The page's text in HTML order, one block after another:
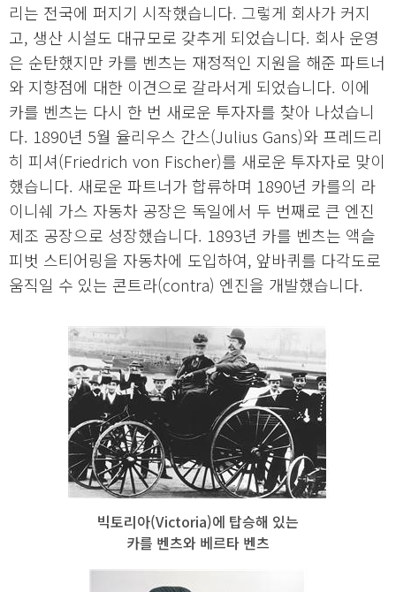
리는 전국에 퍼지기 시작했습니다. 그렇게 회사가 커지
고, 생산 시설도 대규모로 갖추게 되었습니다. 회사 운영
은 순탄했지만 카를 벤츠는 재정적인 지원을 해준 파트너
와 지향점에 대한 이견으로 갈라서게 되었습니다. 이에
카를 벤츠는 다시 한 번 새로운 투자자를 찾아 나섰습니
다. 1890년 5월 율리우스 간스(Julius Gans)와 프레드리
히 피셔(Friedrich von Fischer)를 새로운 투자자로 맞이
했습니다. 새로운 파트너가 합류하며 1890년 카를의 라
이니쉐 가스 자동차 공장은 독일에서 두 번째로 큰 엔진
제조 공장으로 성장했습니다. 1893년 카를 벤츠는 액슬
피벗 스티어링을 자동차에 도입하여, 앞바퀴를 다각도로
움직일 수 있는 콘트라(contra) 엔진을 개발했습니다.
빅토리아(Victoria)에 탑승해 있는
카를 벤츠와 베르타 벤츠